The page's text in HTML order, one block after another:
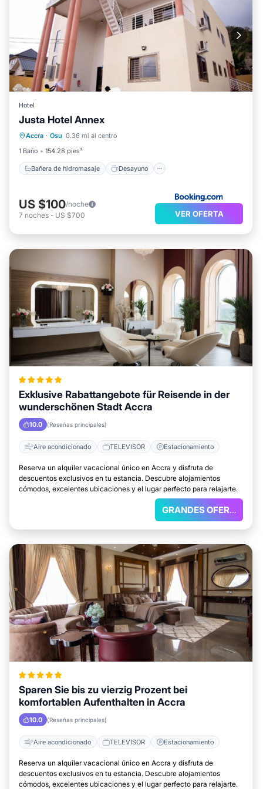
Hotel
Justa Hotel Annex
Accra · Osu 0.36 mi al centro
1 Baño
154.28 pies²
Bañera de hidromasaje Desayuno
Bañera de hidromasaje
Aparcamiento
US $100/noche
7 noches - US $700 VER OFERTA
Exklusive Rabattangebote für Reisende in der
wunderschönen Stadt Accra
10.0 (Reseñas principales)
Aire acondicionado TELEVISOR Estacionamiento
Reserva un alquiler vacacional único en Accra y disfruta de
descuentos exclusivos en tu estancia. Descubre alojamientos
cómodos, excelentes ubicaciones y el lugar perfecto para relajarte.
GRANDES OFERTAS
Sparen Sie bis zu vierzig Prozent bei
komfortablen Aufenthalten in Accra
10.0 (Reseñas principales)
Aire acondicionado TELEVISOR Estacionamiento
Reserva un alquiler vacacional único en Accra y disfruta de
descuentos exclusivos en tu estancia. Descubre alojamientos
cómodos, excelentes ubicaciones y el lugar perfecto para relajarte.